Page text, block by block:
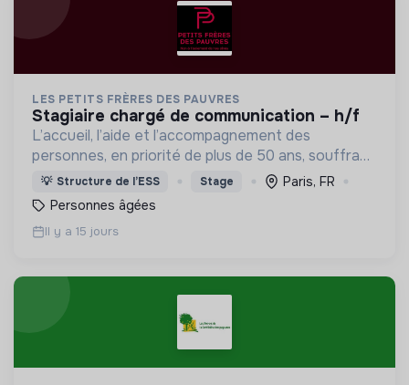
LES PETITS FRÈRES DES PAUVRES
stagiaire chargé de communication – h/f
L’accueil, l’aide et l’accompagnement des
personnes, en priorité de plus de 50 ans, souffrant
de pauvreté, de solitude, d’exclusion, de précarité,
de maladie.
💡 Structure de l’ESS Stage
Paris, FR
Personnes âgées
Il y a 15 jours